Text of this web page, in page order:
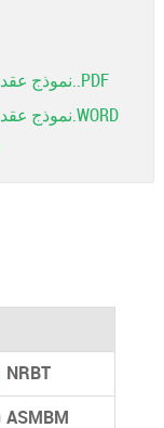
نموذج عقد التدريب لنادي الهواة موسم 2026_2027..PDF
نموذج عقد التدريب لنادي الهواة موسم 2026_2027.WORD
NRBT
ASMBM